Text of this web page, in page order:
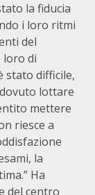
la fiducia
i loro ritmi
del
loro di
stato difficile,
lottare
mettere
riesce a
la
Ha
del centro